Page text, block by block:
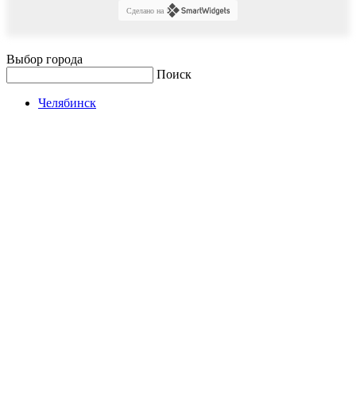
Сделано на
Выбор города
Поиск
Челябинск